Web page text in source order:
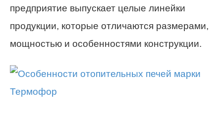
предприятие выпускает целые линейки
продукции, которые отличаются размерами,
мощностью и особенностями конструкции.